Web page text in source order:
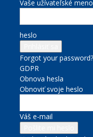
Vaše užívateľské meno
heslo
Forgot your
GDPR
Obnova hesla
Obnoviť svoje heslo
Váš e-mail